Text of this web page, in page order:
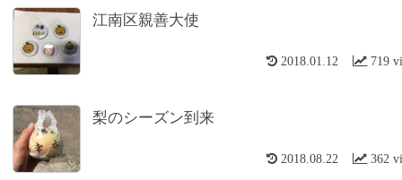
江南区親善大使
719
2018.01.12
梨のシーズン到来
362
2018.08.22